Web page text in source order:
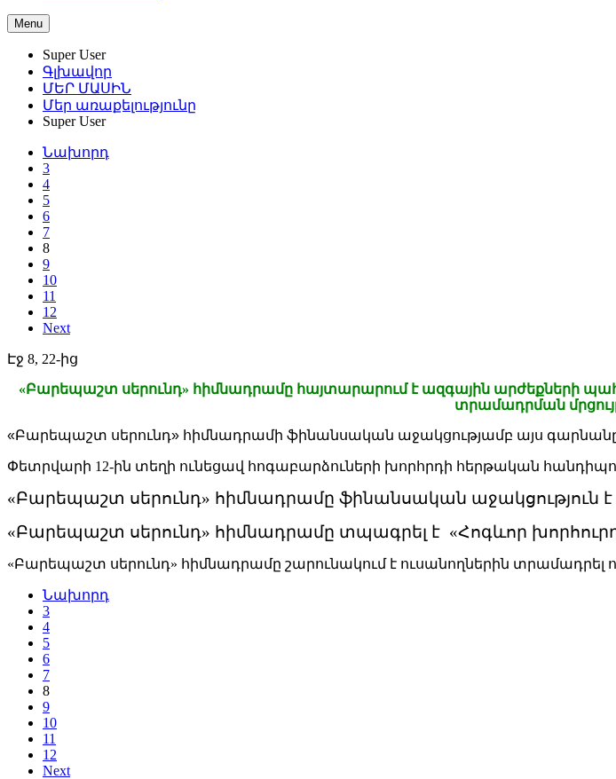
Menu
Super User
Գլխավոր
ՄԵՐ ՄԱՍԻՆ
Մեր առաքելությունը
Super User
Նախորդ
3
4
5
6
7
8
9
10
11
12
Next
Էջ 8, 22-ից
«Բարեպաշտ սերունդ» հիմնադրամը հայտարարում է ազգային արժեքների
տրամադրման
«Բարեպաշտ սերունդ» հիմնադրամի ֆինանսական աջակցությամբ այս
Փետրվարի 12-ին տեղի ունեցավ հոգաբարձուների խորհրդի հերթական
«Բարեպաշտ սերունդ» հիմնադրամը ֆինանսական աջակցություն է
«Բարեպաշտ սերունդ» հիմնադրամը տպագրել է «Հոգևոր
«Բարեպաշտ սերունդ» հիմնադրամը շարունակում է ուսանողներին տրամադրել
Նախորդ
3
4
5
6
7
8
9
10
11
12
Next